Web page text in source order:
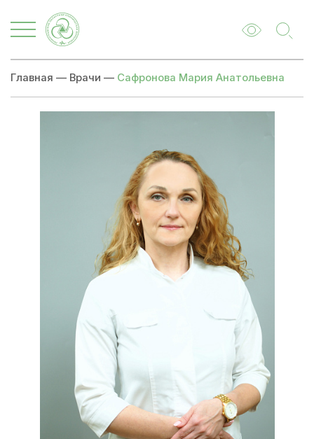
Главная — Врачи — Сафронова Мария Анатольевна